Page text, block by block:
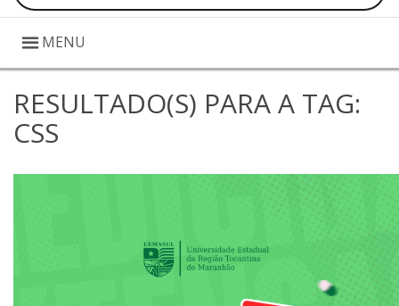
MENU
RESULTADO(S) PARA A TAG:
CSS